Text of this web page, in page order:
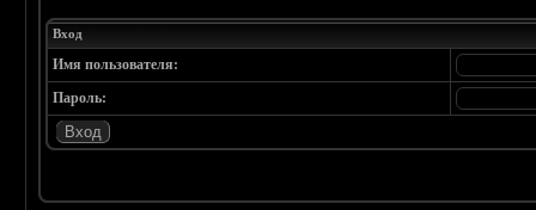
Вход
Имя пользователя:
Пароль: